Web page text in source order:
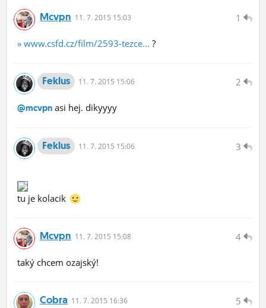
1
Mcvpn 11. 7. 2015 15:03
» www.csfd.cz/film/2593-tezce... ?
2
Feklus 11. 7. 2015 15:06
@mcvpn asi hej. dikyyyy
3
Feklus 11. 7. 2015 15:06
tu je kolacik
4
Mcvpn 11. 7. 2015 15:08
taký chcem ozajský!
5
Cobra 11. 7. 2015 16:36